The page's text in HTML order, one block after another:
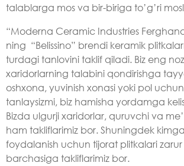
talablarga mos va bir-biriga to’g’ri
“Moderna Ceramic Industries
ning “Belissino” brendi keramik
turdagi tanlovini taklif qiladi. Biz eng
xaridorlarning talabini qondirishga
oshxona, yuvinish xonasi yoki pol
tanlaysizmi, biz hamisha yordamga
Bizda ulgurji xaridorlar, quruvchi va
ham takliflarimiz bor. Shuningdek
foydalanish uchun tijorat plitkalari zarur
barchasiga takliflarimiz bor.